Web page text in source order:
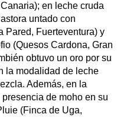
en leche cruda
untado con
Pared, Fuerteventura) y
(Quesos Cardona, Gran
obtuvo un oro por su
la modalidad de leche
Además, en la
de moho en su
(Finca de Uga,